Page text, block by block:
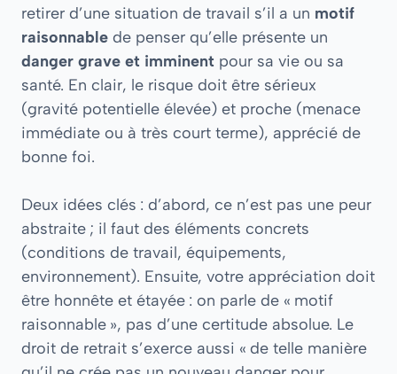
retirer d’une situation de travail s’il a un motif
raisonnable de penser qu’elle présente un
danger grave et imminent pour sa vie ou sa
santé. En clair, le risque doit être sérieux
(gravité potentielle élevée) et proche (menace
immédiate ou à très court terme), apprécié de
bonne foi.
Deux idées clés : d’abord, ce n’est pas une peur
abstraite ; il faut des éléments concrets
(conditions de travail, équipements,
environnement). Ensuite, votre appréciation doit
être honnête et étayée : on parle de « motif
raisonnable », pas d’une certitude absolue. Le
droit de retrait s’exerce aussi « de telle manière